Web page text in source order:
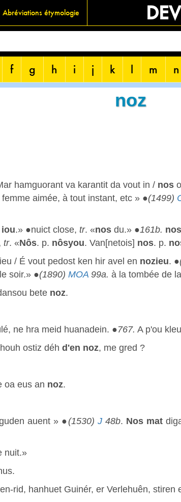
Abréviations étymologie
f g h i j k l m n
noz
hamguorant va karantit da vout in / nos
aimée, à tout instant, etc » ●(1499)
iou.» ●nuict close, tr. «nos du.» ●161b. nos
tr. «Nôs. p. nôsyou. Van[netois] nos. p.
/ É vout pedost ken hir avel en nozieu. ●
soir.» ●(1890) MOA 99a. à la tombée de
bete noz.
ne hra meid huanadein. ●767. A p'ou
ostiz déh d'en noz, me gred ?
oa eus an noz.
auent » ●(1530) J48b. Nos mat
nuit.»
rid, hanhuet Guinér, er Verlehuên, stiren